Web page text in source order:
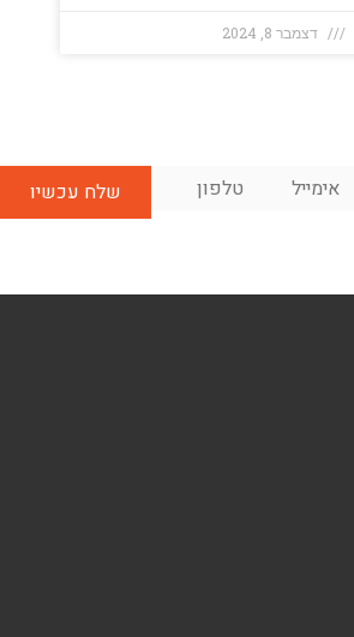
דצמבר 8, 2024
שם
מלא
אימייל *